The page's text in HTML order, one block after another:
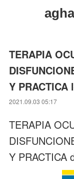
TERAPIA
Y PRACTICA
2021.09.03 05:17
TERAPIA
Y PRACTICA